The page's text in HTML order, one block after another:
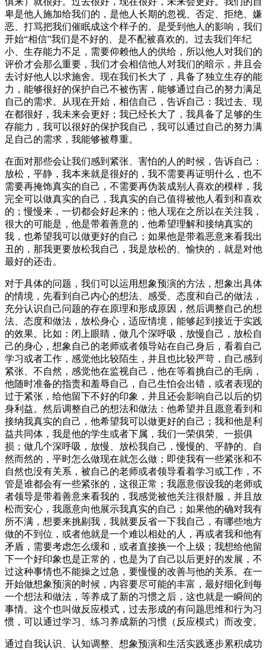
卑是他人施加给我们的，是他人长期的忽视、否定、拒绝、嫌
恶、打骂把我们催眠成这个样子的。是受到他人的影响，我们
开始“相信”我们是不好的、是不配被喜欢的。过去我们年纪
小、生存能力不足，需要仰赖他人的供给，所以他人对我们的
评价才会那么重要，我们才会相信他人对我们的暗示，并且会
去讨好他人以求施舍。现在我们长大了，具备了独立生存的能
力，能够很好的保护自己不被伤害，能够通过自己的努力满足
自己的需求。从现在开始，相信自己，告诉自己：我过去、现
在都很好，我未来会更好；我已经长大了，我具备了足够的生
存能力，我可以很好的保护我自己，我可以通过自己的努力满
足自己的需求，我能够被尊重。
在面对那些会让我们感到紧张、害怕的人的时候，告诉自己：
放松，平静，我本来就是很好的，我不需要再证明什么，也不
需要再掩饰真实的自己，不需要再伪装成别人喜欢的模样，我
完全可以做真实的自己，我真实的自己值得被他人看到和喜欢
的；慢慢来，一切都会好起来的；他人现在之所以在关注我，
很大的可能是，他是带着善意的，他希望理解和接纳真实的
我，也希望我可以做更好的自己；如果他是带着恶意来看我出
丑的，那我更要放松我自己，我是放松的、愉快的，就是对他
最好的还击。
对于具体的问题，我们可以运用想象预演的方法，想象出具体
的情境，先看到自己内心的想法、感受、态度和自己的做法，
充分认识自己问题的存在原理和形成原因，然后调整自己的想
法、态度和做法，放松身心，适应情境，能够起到接近于实践
的效果。比如：闭上眼睛，做几个深呼吸，放慢自己，放松自
己的身心，想象自己的老师或者领导站在自己身后，看着自己
学习或者工作，感觉他比较陌生，并且也比较严苛，自己感到
紧张、不自然，感觉他在监视自己，他在等着挑自己的毛病，
他随时准备的指责和羞辱自己，自己生怕会出错，或者表现的
过于紧张，给他留下不好的印象，并且还会影响自己以后的切
身利益。然后调整自己的想法和做法：他希望并且愿意看到和
接纳我真实的自己，他希望我可以做更好的自己；我和他是利
益共同体，我是他的学生或者下属，我们一荣俱荣、一损俱
损；做几个深呼吸，放慢、放松我自己，慢慢的、平静的、自
然而然的，平时怎么做现在就怎么做；即使我有一些紧张和不
自然也没有关系，被自己的老师或者领导看着学习或工作，不
管是谁都会有一些紧张的，这很正常；我愿意假设我的老师或
者领导是带着善意来看我的，我感觉被他关注很舒服，并且放
松而安心，我愿意向他展示我真实的自己；如果他的确对我有
所不满，想要来挑剔我，我就要反省一下我自己，有哪些地方
做的不到位，或者他就是一个难以相处的人，再或者我和他有
矛盾，需要考虑怎么缓和，或者直接换一个上级；我想给他留
下一个好印象也是正常的，也是为了自己以后更好的发展，不
过这种事情也不能操之过急，要慢慢的改善与他的关系。在一
开始做想象预演的时候，内容要尽可能的丰富，最好细化到每
一个想法和做法，等养成了新的习惯之后，这也就是一瞬间的
事情。这个也叫做反应模式，过去形成的有问题思维和行为习
惯，可以通过学习、练习养成新的习惯（反应模式）而改变。
通过自我认识、认知调整、想象预演和生活实践逐步累积成功